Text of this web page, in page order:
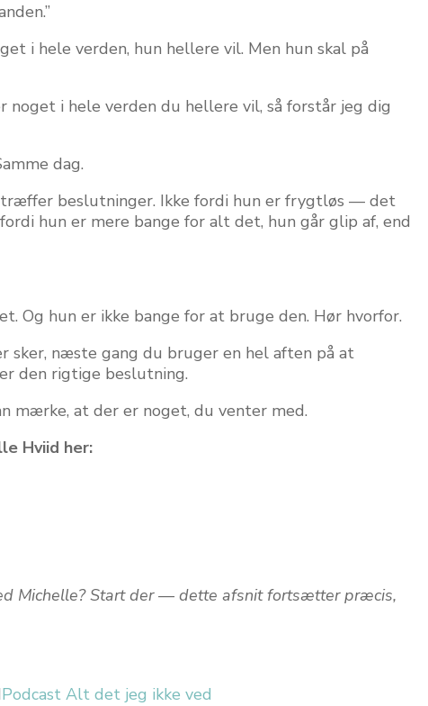
i hele verden, hun hellere vil. Men hun skal på
noget i hele verden du hellere vil, så forstår jeg dig
dag.
træffer beslutninger. Ikke fordi hun er frygtløs — det
hun er mere bange for alt det, hun går glip af, end
Og hun er ikke bange for at bruge den. Hør hvorfor.
sker, næste gang du bruger en hel aften på at
den rigtige beslutning.
mærke, at der er noget, du venter med.
Hviid her:
Michelle? Start der — dette afsnit fortsætter præcis,
Podcast Alt det jeg ikke ved